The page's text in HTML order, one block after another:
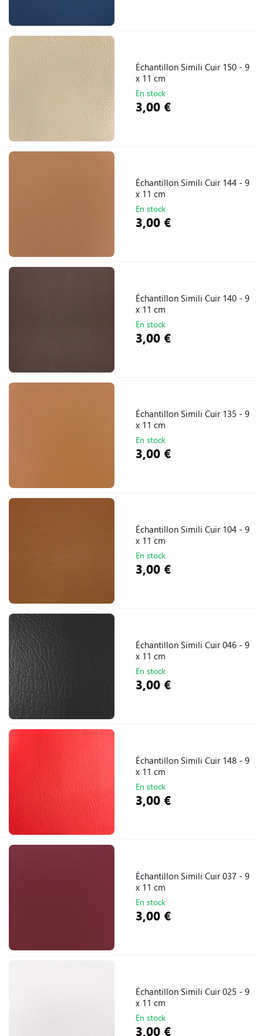
Échantillon Simili Cuir 150 - 9
x 11 cm
En stock
3,00 €
Échantillon Simili Cuir 144 - 9
x 11 cm
En stock
3,00 €
Échantillon Simili Cuir 140 - 9
x 11 cm
En stock
3,00 €
Échantillon Simili Cuir 135 - 9
x 11 cm
En stock
3,00 €
Échantillon Simili Cuir 104 - 9
x 11 cm
En stock
3,00 €
Échantillon Simili Cuir 046 - 9
x 11 cm
En stock
3,00 €
Échantillon Simili Cuir 148 - 9
x 11 cm
En stock
3,00 €
Échantillon Simili Cuir 037 - 9
x 11 cm
En stock
3,00 €
Échantillon Simili Cuir 025 - 9
x 11 cm
En stock
3,00 €